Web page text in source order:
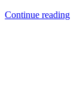
Continue reading